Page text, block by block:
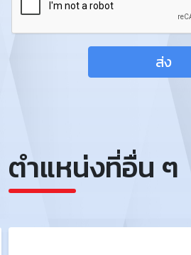
ส่ง
ตำแหน่งที่อื่น ๆ